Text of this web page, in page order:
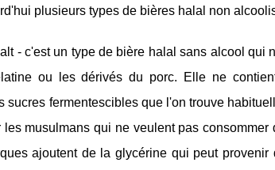
plusieurs types de bières halal non
- c'est un type de bière halal sans alcool
ou les dérivés du porc. Elle ne
sucres fermentescibles que l'on trouve
les musulmans qui ne veulent pas
ajoutent de la glycérine qui peut